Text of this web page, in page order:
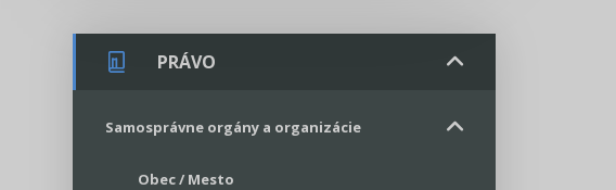
PRÁVO
Samosprávne orgány a organizácie
Obec / Mesto